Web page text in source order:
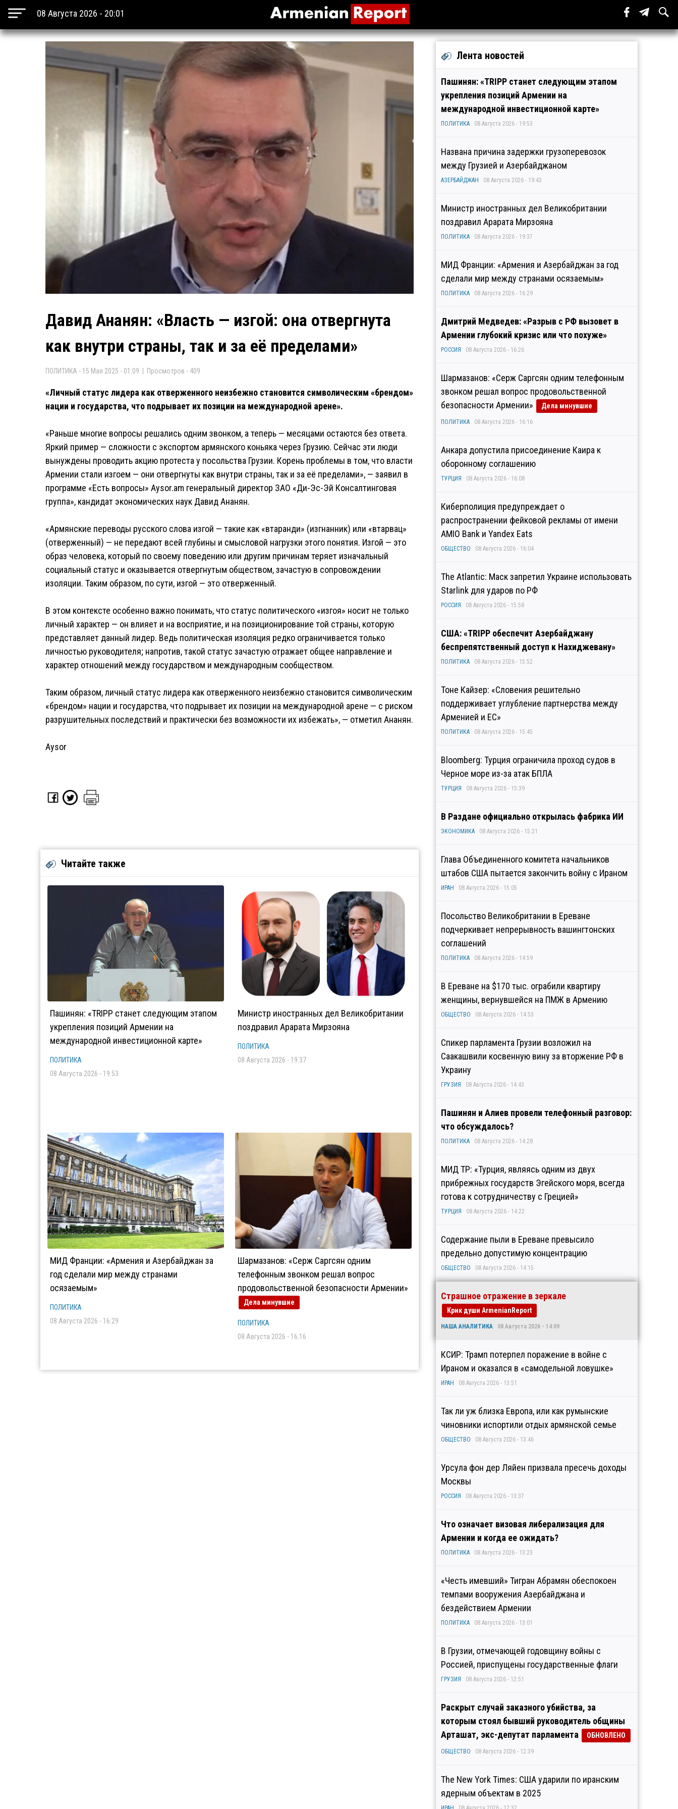
08 Августа 2026 - 20:01
Давид Ананян: «Власть — изгой: она отвергнута
как внутри страны, так и за её пределами»
ПОЛИТИКА - 15 Мая 2025 - 01:09 | Просмотров - 409
«Личный статус лидера как отверженного неизбежно становится символическим «брендом»
нации и государства, что подрывает их позиции на международной арене».
«Раньше многие вопросы решались одним звонком, а теперь — месяцами остаются без ответа.
Яркий пример — сложности с экспортом армянского коньяка через Грузию. Сейчас эти люди
вынуждены проводить акцию протеста у посольства Грузии. Корень проблемы в том, что власти
Армении стали изгоем — они отвергнуты как внутри страны, так и за её пределами», — заявил в
программе «Есть вопросы» Aysor.am генеральный директор ЗАО «Ди-Эс-Эй Консалтинговая
группа», кандидат экономических наук Давид Ананян.
«Армянские переводы русского слова изгой — такие как «втаранди» (изгнанник) или «втарвац»
(отверженный) — не передают всей глубины и смысловой нагрузки этого понятия. Изгой — это
образ человека, который по своему поведению или другим причинам теряет изначальный
социальный статус и оказывается отвергнутым обществом, зачастую в сопровождении
изоляции. Таким образом, по сути, изгой — это отверженный.
В этом контексте особенно важно понимать, что статус политического «изгоя» носит не только
личный характер — он влияет и на восприятие, и на позиционирование той страны, которую
представляет данный лидер. Ведь политическая изоляция редко ограничивается только
личностью руководителя; напротив, такой статус зачастую отражает общее направление и
характер отношений между государством и международным сообществом.
Таким образом, личный статус лидера как отверженного неизбежно становится символическим
«брендом» нации и государства, что подрывает их позиции на международной арене — с риском
разрушительных последствий и практически без возможности их избежать», — отметил Ананян.
Aysor
Читайте также
Пашинян: «TRIPP станет следующим этапом
укрепления позиций Армении на
международной инвестиционной карте»
ПОЛИТИКА
08 Августа 2026 - 19:53
Министр иностранных дел Великобритании
поздравил Арарата Мирзояна
ПОЛИТИКА
08 Августа 2026 - 19:37
МИД Франции: «Армения и Азербайджан за
год сделали мир между странами
осязаемым»
ПОЛИТИКА
08 Августа 2026 - 16:29
Шармазанов: «Серж Саргсян одним
телефонным звонком решал вопрос
продовольственной безопасности Армении»
Дела минувшие
ПОЛИТИКА
08 Августа 2026 - 16:16
Лента новостей
Пашинян: «TRIPP станет следующим этапом
укрепления позиций Армении на
международной инвестиционной карте»
ПОЛИТИКА 08 Августа 2026 - 19:53
Названа причина задержки грузоперевозок
между Грузией и Азербайджаном
АЗЕРБАЙДЖАН 08 Августа 2026 - 19:43
Министр иностранных дел Великобритании
поздравил Арарата Мирзояна
ПОЛИТИКА 08 Августа 2026 - 19:37
МИД Франции: «Армения и Азербайджан за год
сделали мир между странами осязаемым»
ПОЛИТИКА 08 Августа 2026 - 16:29
Дмитрий Медведев: «Разрыв с РФ вызовет в
Армении глубокий кризис или что похуже»
РОССИЯ 08 Августа 2026 - 16:26
Шармазанов: «Серж Саргсян одним телефонным
звонком решал вопрос продовольственной
безопасности Армении»
Дела минувшие
ПОЛИТИКА 08 Августа 2026 - 16:16
Анкара допустила присоединение Каира к
оборонному соглашению
ТУРЦИЯ 08 Августа 2026 - 16:08
Киберполиция предупреждает о
распространении фейковой рекламы от имени
AMIO Bank и Yandex Eats
ОБЩЕСТВО 08 Августа 2026 - 16:04
The Atlantic: Маск запретил Украине использовать
Starlink для ударов по РФ
РОССИЯ 08 Августа 2026 - 15:58
США: «TRIPP обеспечит Азербайджану
беспрепятственный доступ к Нахиджевану»
ПОЛИТИКА 08 Августа 2026 - 15:52
Тоне Кайзер: «Словения решительно
поддерживает углубление партнерства между
Арменией и ЕС»
ПОЛИТИКА 08 Августа 2026 - 15:45
Bloomberg: Турция ограничила проход судов в
Черное море из-за атак БПЛА
ТУРЦИЯ 08 Августа 2026 - 15:39
В Раздане официально открылась фабрика ИИ
ЭКОНОМИКА 08 Августа 2026 - 15:21
Глава Объединенного комитета начальников
штабов США пытается закончить войну с Ираном
ИРАН 08 Августа 2026 - 15:05
Посольство Великобритании в Ереване
подчеркивает непрерывность вашингтонских
соглашений
ПОЛИТИКА 08 Августа 2026 - 14:59
В Ереване на $170 тыс. ограбили квартиру
женщины, вернувшейся на ПМЖ в Армению
ОБЩЕСТВО 08 Августа 2026 - 14:53
Спикер парламента Грузии возложил на
Саакашвили косвенную вину за вторжение РФ в
Украину
ГРУЗИЯ 08 Августа 2026 - 14:43
Пашинян и Алиев провели телефонный разговор:
что обсуждалось?
ПОЛИТИКА 08 Августа 2026 - 14:28
МИД ТР: «Турция, являясь одним из двух
прибрежных государств Эгейского моря, всегда
готова к сотрудничеству с Грецией»
ТУРЦИЯ 08 Августа 2026 - 14:22
Содержание пыли в Ереване превысило
предельно допустимую концентрацию
ОБЩЕСТВО 08 Августа 2026 - 14:15
Страшное отражение в зеркале
Крик души ArmenianReport
НАША АНАЛИТИКА 08 Августа 2026 - 14:09
КСИР: Трамп потерпел поражение в войне с
Ираном и оказался в «самодельной ловушке»
ИРАН 08 Августа 2026 - 13:51
Так ли уж близка Европа, или как румынские
чиновники испортили отдых армянской семье
ОБЩЕСТВО 08 Августа 2026 - 13:46
Урсула фон дер Ляйен призвала пресечь доходы
Москвы
РОССИЯ 08 Августа 2026 - 13:37
Что означает визовая либерализация для
Армении и когда ее ожидать?
ПОЛИТИКА 08 Августа 2026 - 13:23
«Честь имевший» Тигран Абрамян обеспокоен
темпами вооружения Азербайджана и
бездействием Армении
ПОЛИТИКА 08 Августа 2026 - 13:01
В Грузии, отмечающей годовщину войны с
Россией, приспущены государственные флаги
ГРУЗИЯ 08 Августа 2026 - 12:51
Раскрыт случай заказного убийства, за
которым стоял бывший руководитель общины
Арташат, экс-депутат парламента
ОБНОВЛЕНО
ОБЩЕСТВО 08 Августа 2026 - 12:39
The New York Times: США ударили по иранским
ядерным объектам в 2025